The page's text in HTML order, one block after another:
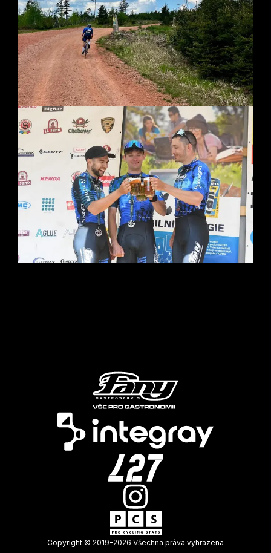
Copyright © 2019-2026 Všechna práva vyhrazena